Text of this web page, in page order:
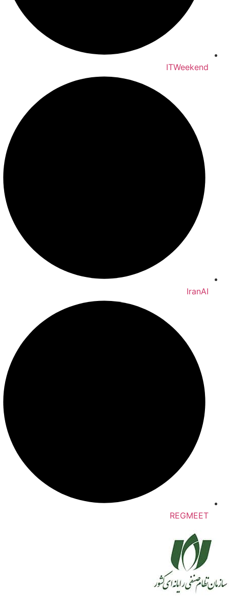
ITWeekend
IranAI
REGMEET